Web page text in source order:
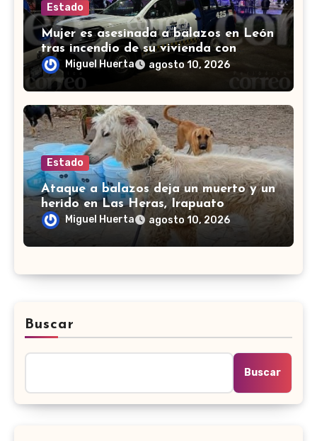
Estado
Mujer es asesinada a balazos en León
tras incendio de su vivienda con
bombas molotov
Miguel Huerta agosto 10, 2026
Estado
Ataque a balazos deja un muerto y un
herido en Las Heras, Irapuato
Miguel Huerta agosto 10, 2026
Buscar
Buscar